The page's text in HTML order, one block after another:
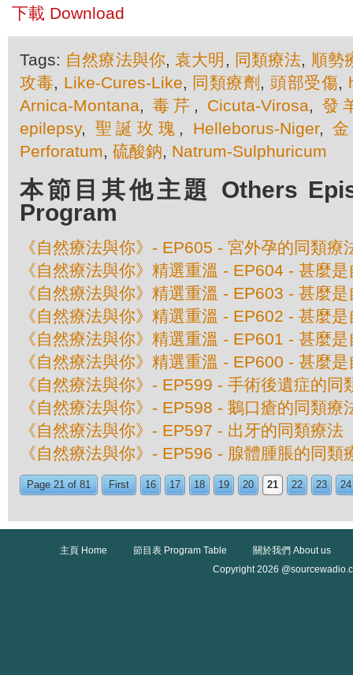
下載 Download
Tags: 自然療法與你,袁大明 , 同類療法, 順勢
攻毒, Like-Cures-Like, 同類療劑 ,頭部受傷,
Arnica-Montana, 毒芹 , Cicuta-Virosa, 發
epilepsy, 聖誕玫瑰 , Helleborus-Niger,
Perforatum, 硫酸鈉, Natrum-Sulphuricum
本節目其他主題 Others
Program
《自然療法與你》- EP605 - 宮外孕的同類療
《自然療法與你》精選重溫 - EP604 - 甚麼
《自然療法與你》精選重溫 - EP603 - 甚麼
《自然療法與你》精選重溫 - EP602 - 甚麼
《自然療法與你》精選重溫 - EP601 - 甚麼
《自然療法與你》精選重溫 - EP600 - 甚麼
《自然療法與你》- EP599 - 手術後遺症的同
《自然療法與你》- EP598 - 鵝口瘡的同類療
《自然療法與你》- EP597 - 出牙的同類療法
《自然療法與你》- EP596 - 腺體腫脹的同類
Page 21 of 81 First 16 17 18 19 20 21 22 23 24
主頁 Home 節目表 Program Table
關於我們 About us
Copyright 2026